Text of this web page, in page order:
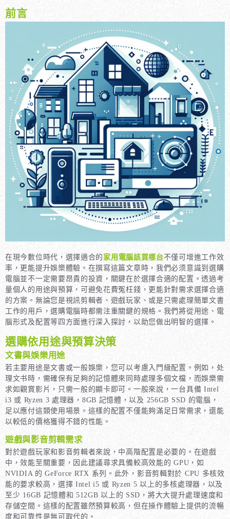
前言
在現今數位時代，選擇適合的家用電腦該買哪台不僅可增進工作效
率，更能提升娛樂體驗。在撰寫這篇文章時，我們必须意識到選購
電腦並不一定需要昂貴的投資，關鍵在於選擇合適的配置。透過考
量個人的用途與預算，可避免花費冤枉錢，更能針對需求選擇合適
的方案。無論您是視訊剪輯者、遊戲玩家、或是只需處理簡單文書
工作的用戶，選購電腦時都需注重關鍵的規格。我們將從用途、電
腦形式及配置等四方面進行深入探討，以助您做出明智的選擇。
選購依用途與預算決策
文書與娛樂用途
若主要用途是文書或一般娛樂，您可以考慮入門級配置。例如，处
理文书時，需確保有足夠的記憶體來同時處理多個文檔，而娛樂需
求如觀賞影片，只需一般的顯卡即可。一般來說，一台具備 Intel
i3 或 Ryzen 3 處理器，8GB 記憶體，以及 256GB SSD 的電腦，
足以應付這類使用場景。這樣的配置不僅能夠滿足日常需求，還能
以較低的價格獲得不錯的性能。
遊戲與影音剪輯需求
對於遊戲玩家和影音剪輯者來說，中高階配置是必要的。在遊戲
中，效能至關重要，因此建議尋求具備較高效能的 GPU，如
NVIDIA 的 GeForce RTX 系列。此外，影音剪輯對於 CPU 多核效
能的要求較高，選擇 Intel i5 或 Ryzen 5 以上的多核處理器，以及
至少 16GB 記憶體和 512GB 以上的 SSD，將大大提升處理速度和
存儲空間。這樣的配置雖然預算較高，但在操作體驗上提供的流暢
度和可靠性是無可取代的。